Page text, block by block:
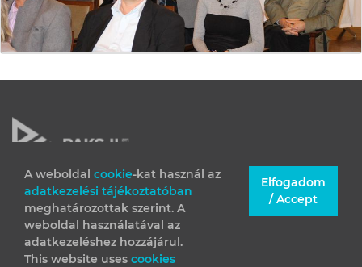
A weboldal cookie-kat használ az
adatkezelési tájékoztatóban
meghatározottak szerint. A
weboldal használatával az
adatkezeléshez hozzájárul.
This website uses cookies
Elfogadom
/ Accept
JOGI INFORMÁCIÓK
IMPRESSZUM